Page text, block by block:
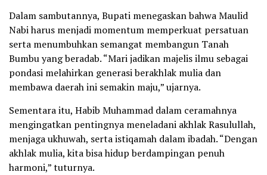
Dalam sambutannya, Bupati menegaskan bahwa Maulid
Nabi harus menjadi momentum memperkuat persatuan
serta menumbuhkan semangat membangun Tanah
Bumbu yang beradab. “Mari jadikan majelis ilmu sebagai
pondasi melahirkan generasi berakhlak mulia dan
membawa daerah ini semakin maju,” ujarnya.
Sementara itu, Habib Muhammad dalam ceramahnya
mengingatkan pentingnya meneladani akhlak Rasulullah,
menjaga ukhuwah, serta istiqamah dalam ibadah. “Dengan
akhlak mulia, kita bisa hidup berdampingan penuh
harmoni,” tuturnya.